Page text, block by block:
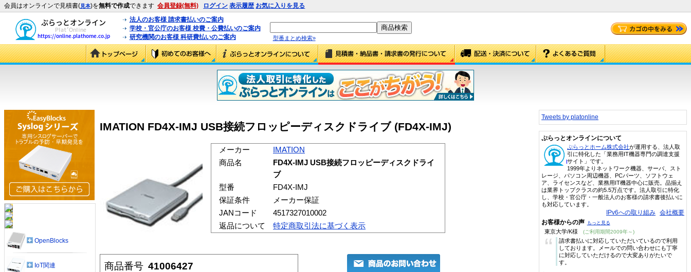
会員はオンラインで見積書(見本)を無料で作成できます 会員登録(無料) ログイン 表示履歴 お気に入りを見る
法人のお客様 請求書払いのご案内
学校・官公庁のお客様 校費・公費払いのご案内
研究機関のお客様 科研費払いのご案内
型番まとめ検索»
IMATION FD4X-IMJ USB接続フロッピーディスクドライブ (FD4X-IMJ)
メーカー
IMATION
商品名
FD4X-IMJ USB接続フロッピーディスクドライ
ブ
型番
FD4X-IMJ
保証条件
メーカー保証
JANコード
4517327010002
返品について
特定商取引法に基づく表示
商品番号 41006427
OpenBlocks
IoT関連
Tweets by platonline
ぷらっとオンラインについて
ぷらっとホーム株式会社が運用する、法人取
引に特化した「業務用IT機器専門の調達支援
サイト」です。
1999年よりネットワーク機器、サーバ、スト
レージ、パソコン周辺機器、PCパーツ、ソフトウェ
ア、ライセンスなど、業務用IT機器中心に販売。品揃え
は業界トップクラスの約5.5万点です。法人取引に特化
し、学校・官公庁・一般法人のお客様の請求書後払いに
も対応しています。
IPv6への取り組み 会社概要
お客様からの声 もっと見る
東京大学/K様 (ご利用期間2009年～)
“
請求書払いに対応していただいているので利用
しております。メールでの問い合わせにも丁寧
に対応していただけるので大変ありがたいで
す。